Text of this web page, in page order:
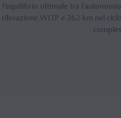
l’equilibrio ottimale tra
WLTP e 262 km nel